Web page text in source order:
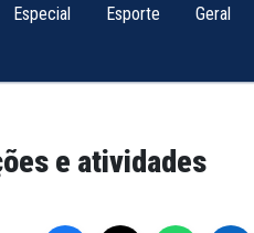
Especial Esporte Geral
e atividades